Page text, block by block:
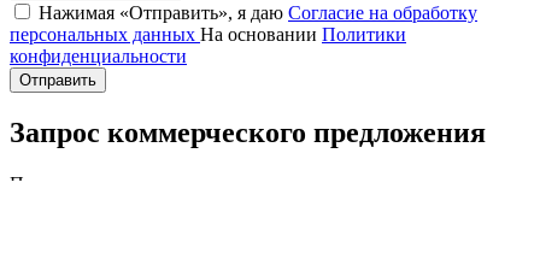
Нажимая «Отправить», я даю Согласие на обработку
персональных данных На основании Политики
конфиденциальности
Отправить
Запрос коммерческого предложения
После получения заявки, менеджер свяжется с вами в течение